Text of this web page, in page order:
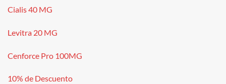
Cialis 40 MG
Levitra 20 MG
Cenforce Pro 100MG
10% de Descuento